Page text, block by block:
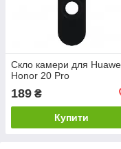
Скло камери для
Honor 20 Pro
189 ₴
Купити